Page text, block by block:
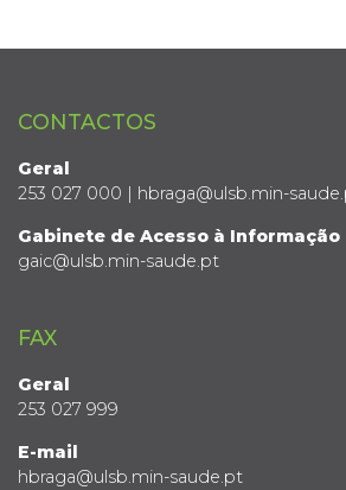
CONTACTOS
Geral
253 027 000 | hbraga@ulsb.min-
Gabinete de Acesso à Informação
gaic@ulsb.min-saude.pt
FAX
Geral
253 027 999
E-mail
hbraga@ulsb.min-saude.pt